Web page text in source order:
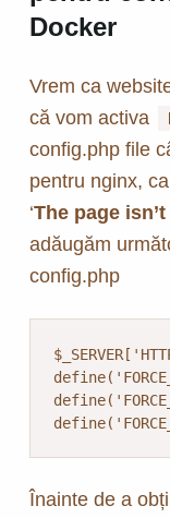
Docker
Vrem ca
că vom activa
config.php file
pentru nginx,
‘The page
adăugăm
config.php
Înainte de a